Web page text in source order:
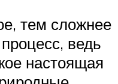
тем сложнее
ведь
настоящая